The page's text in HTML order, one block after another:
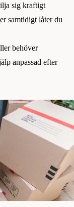
sig kraftigt
samtidigt låter du
behöver
anpassad efter